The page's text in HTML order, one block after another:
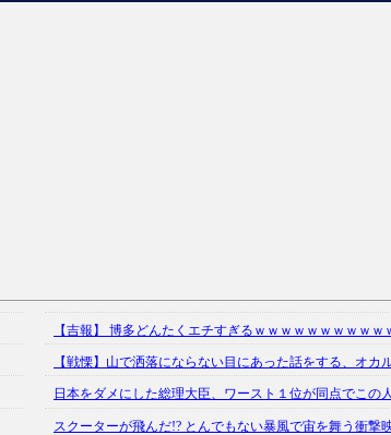
【吉報】 博多どんたくエチすぎるｗｗｗｗｗｗｗｗｗｗ
【戦慄】山で洒落にならない目にあった話をする、オカ
日本をダメにした総理大臣、ワースト１位が同点でこの
スクーターが飛んだ!? とんでもない暴風で宙を舞う衝撃